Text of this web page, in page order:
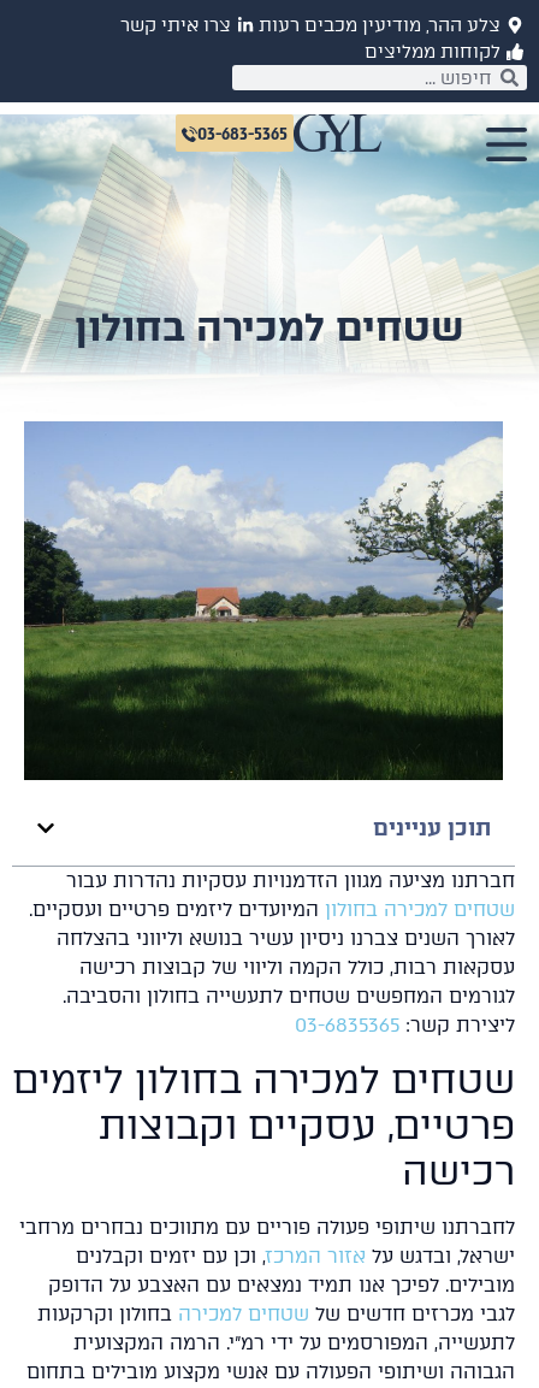
ההר, מודיעין מכבים רעות
צרו איתי קשר
ממליצים
03-683-5365
שטחים למכירה בחולון
תוכן עניינים
מציעה מגוון הזדמנויות עסקיות נהדרות עבור
למכירה בחולוןהמיועדים ליזמים פרטיים ועסקיים.
השנים צברנו ניסיון עשיר בנושא וליווני בהצלחה
רבות, כולל הקמה וליווי של קבוצות רכישה
המחפשים שטחים לתעשייה בחולון והסביבה.
קשר:03-6835365
למכירה בחולון ליזמים
עסקיים וקבוצות
שיתופי פעולה פוריים עם מתווכים נבחרים מרחבי
ובדגש עלאזור המרכז, וכן עם יזמים וקבלנים
לפיכך אנו תמיד נמצאים עם האצבע על הדופק
מכרזים חדשים שלשטחים למכירהבחולון וקרקעות
המפורסמים על ידי רמ"י. הרמה המקצועית
ושיתופי הפעולה עם אנשי מקצוע מובילים בתחום